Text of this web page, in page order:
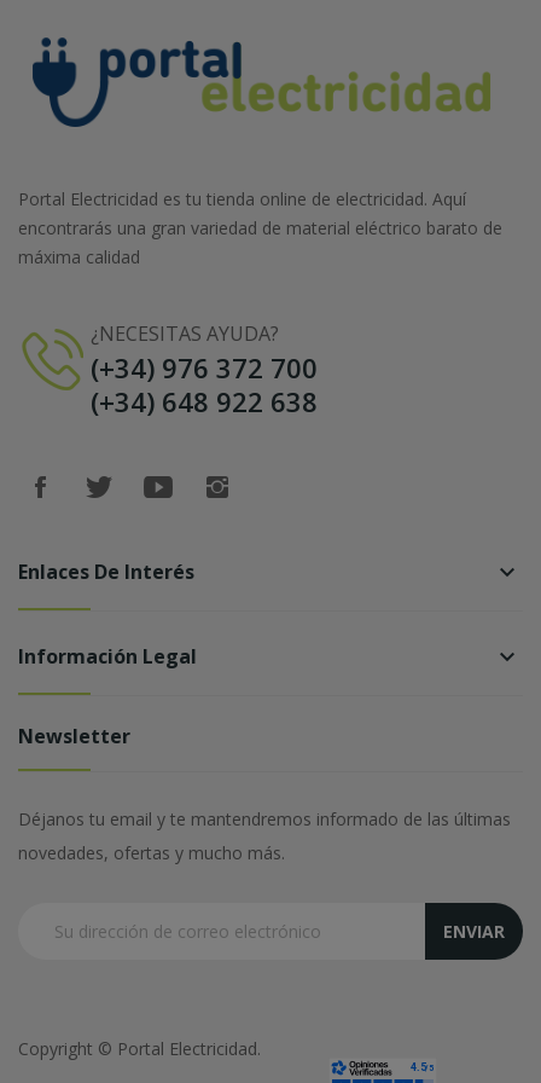
Portal Electricidad es tu tienda online de electricidad. Aquí
encontrarás una gran variedad de material eléctrico barato de
máxima calidad
¿NECESITAS AYUDA?
(+34) 976 372 700
(+34) 648 922 638
Enlaces De Interés keyboard_arrow_down
Información Legal keyboard_arrow_down
Newsletter
Déjanos tu email y te mantendremos informado de las últimas
novedades, ofertas y mucho más.
ENVIAR
Copyright © Portal Electricidad.